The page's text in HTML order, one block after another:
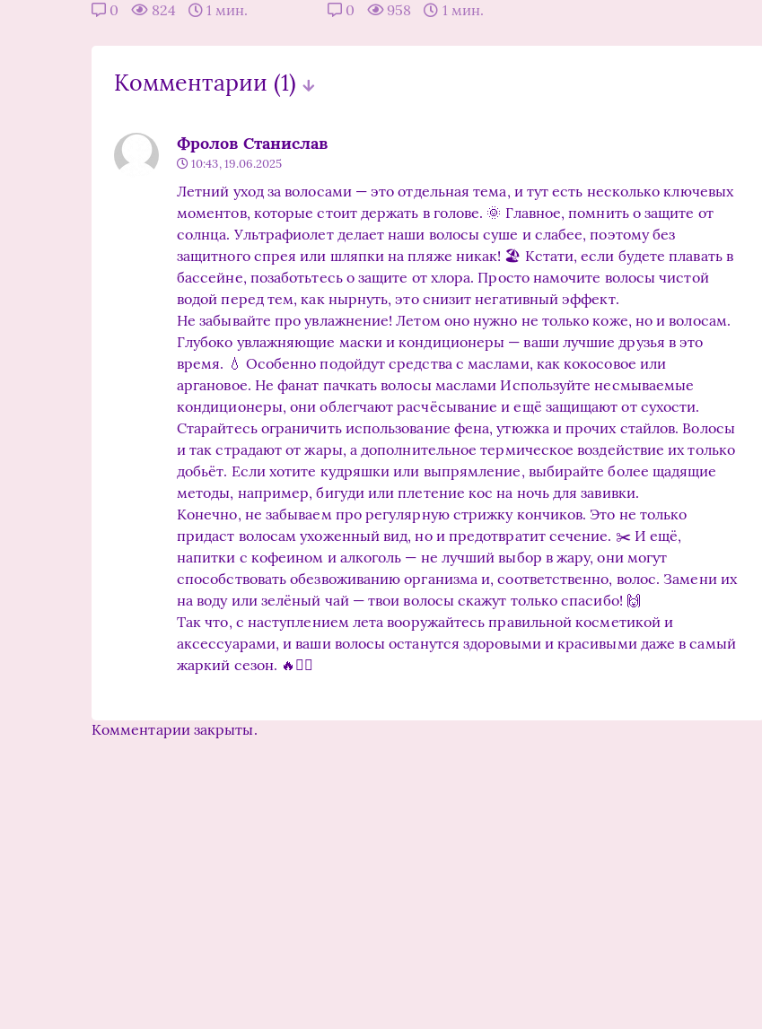
0 824 1 мин. 0 958 1 мин.
Комментарии (1)
Фролов Станислав
10:43, 19.06.2025
Летний уход за волосами — это отдельная тема, и тут есть несколько ключевых
моментов, которые стоит держать в голове. 🌞 Главное, помнить о защите от
солнца. Ультрафиолет делает наши волосы суше и слабее, поэтому без
защитного спрея или шляпки на пляже никак! 🏖️ Кстати, если будете плавать в
бассейне, позаботьтесь о защите от хлора. Просто намочите волосы чистой
водой перед тем, как нырнуть, это снизит негативный эффект.
Не забывайте про увлажнение! Летом оно нужно не только коже, но и волосам.
Глубоко увлажняющие маски и кондиционеры — ваши лучшие друзья в это
время. 💧 Особенно подойдут средства с маслами, как кокосовое или
аргановое. Не фанат пачкать волосы маслами Используйте несмываемые
кондиционеры, они облегчают расчёсывание и ещё защищают от сухости.
Старайтесь ограничить использование фена, утюжка и прочих стайлов. Волосы
и так страдают от жары, а дополнительное термическое воздействие их только
добьёт. Если хотите кудряшки или выпрямление, выбирайте более щадящие
методы, например, бигуди или плетение кос на ночь для завивки.
Конечно, не забываем про регулярную стрижку кончиков. Это не только
придаст волосам ухоженный вид, но и предотвратит сечение. ✂️ И ещё,
напитки с кофеином и алкоголь — не лучший выбор в жару, они могут
способствовать обезвоживанию организма и, соответственно, волос. Замени их
на воду или зелёный чай — твои волосы скажут только спасибо! 🙌
Так что, с наступлением лета вооружайтесь правильной косметикой и
аксессуарами, и ваши волосы останутся здоровыми и красивыми даже в самый
жаркий сезон. 🔥💁‍♀️
Комментарии закрыты.